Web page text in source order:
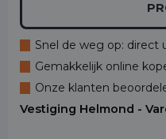
Snel de weg op: direct
Gemakkelijk online
Onze klanten
Vestiging Helmond -